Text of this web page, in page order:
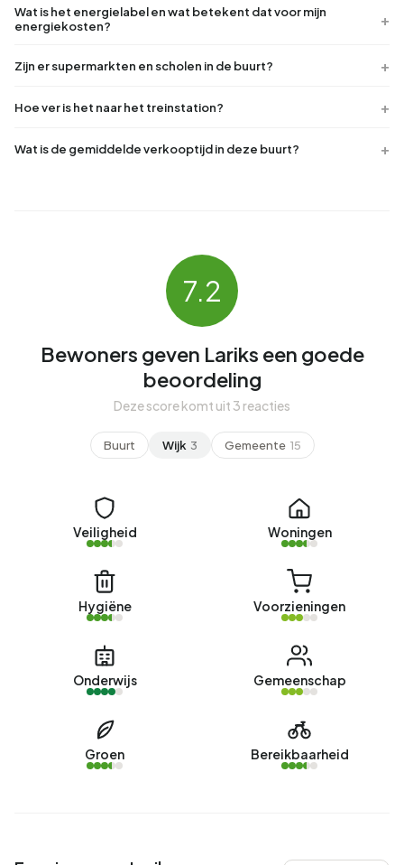
Wat is het energielabel en wat betekent dat voor mijn
energiekosten?
Zijn er supermarkten en scholen in de buurt?
Hoe ver is het naar het treinstation?
Wat is de gemiddelde verkooptijd in deze buurt?
7.2
Bewoners geven Lariks een goede
beoordeling
Deze score komt uit 3 reacties
Buurt Wijk 3 Gemeente 15
Veiligheid Woningen
Hygiëne Voorzieningen
Onderwijs Gemeenschap
Groen Bereikbaarheid